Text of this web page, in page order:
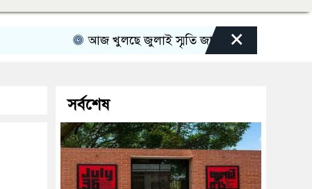
আজ খুলছে জুলাই স্মৃতি জাদুঘর, যা যা দেখবেন
×
সর্বশেষ